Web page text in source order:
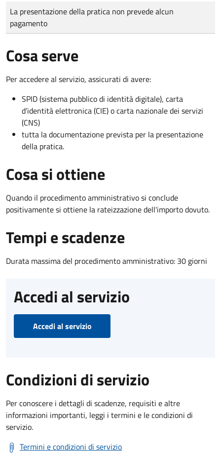
Tipo di pagamento
Importo
La presentazione della pratica non prevede alcun
pagamento
Cosa serve
Per accedere al servizio, assicurati di avere:
SPID (sistema pubblico di identità digitale), carta
d’identità elettronica (CIE) o carta nazionale dei servizi
(CNS)
tutta la documentazione prevista per la presentazione
della pratica.
Cosa si ottiene
Quando il procedimento amministrativo si conclude
positivamente si ottiene la rateizzazione dell'importo dovuto.
Tempi e scadenze
Durata massima del procedimento amministrativo: 30 giorni
Accedi al servizio
Accedi al servizio
Condizioni di servizio
Per conoscere i dettagli di scadenze, requisiti e altre
informazioni importanti, leggi i termini e le condizioni di
servizio.
Termini e condizioni di servizio